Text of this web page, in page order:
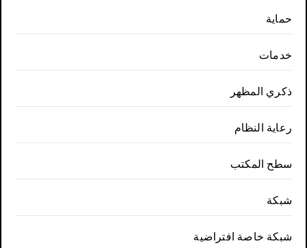
حماية
خدمات
ذكري المظهر
رعاية النظام
سطح المكتب
شبكة
شبكة خاصة افتراضية